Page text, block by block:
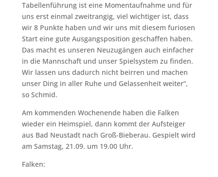
Tabellenführung ist eine Momentaufnahme und für
uns erst einmal zweitrangig, viel wichtiger ist, dass
wir 8 Punkte haben und wir uns mit diesem furiosen
Start eine gute Ausgangsposition geschaffen haben.
Das macht es unseren Neuzugängen auch einfacher
in die Mannschaft und unser Spielsystem zu finden.
Wir lassen uns dadurch nicht beirren und machen
unser Ding in aller Ruhe und Gelassenheit weiter“,
so Schmid.
Am kommenden Wochenende haben die Falken
wieder ein Heimspiel, dann kommt der Aufsteiger
aus Bad Neustadt nach Groß-Bieberau. Gespielt wird
am Samstag, 21.09. um 19.00 Uhr.
Falken: